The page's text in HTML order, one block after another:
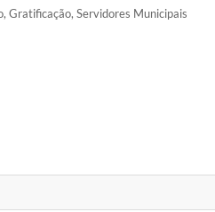
Gratificação, Servidores Municipais